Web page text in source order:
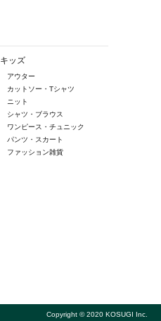
キッズ
アウター
カットソー・Tシャツ
ニット
シャツ・ブラウス
ワンピース・チュニック
パンツ・スカート
ファッション雑貨
Copyright © 2020 KOSUGI Inc.